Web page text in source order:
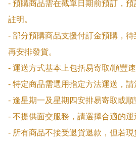
- 預購商品需在截單日期前預訂，
註明。
- 部分預購商品支援付訂金預購，待
再安排發貨。
- 運送方式基本上包括易寄取/順豐速
- 特定商品需選用指定方法運送，請
- 逢星期一及星期四安排易寄取或順
- 不提供面交服務，請選擇合適的運
- 所有商品不接受退貨退款，但若